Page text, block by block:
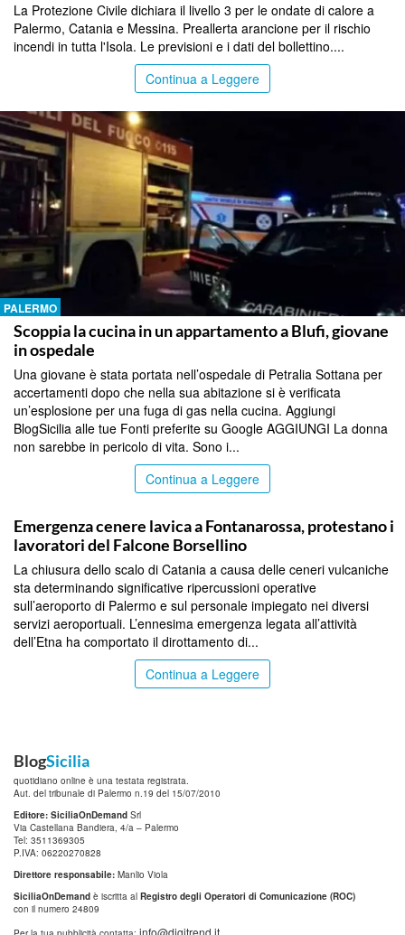
La Protezione Civile dichiara il livello 3 per le ondate di calore a
Palermo, Catania e Messina. Preallerta arancione per il rischio
incendi in tutta l'Isola. Le previsioni e i dati del bollettino....
Continua a Leggere
PALERMO
Scoppia la cucina in un appartamento a Blufi, giovane
in ospedale
Una giovane è stata portata nell’ospedale di Petralia Sottana per
accertamenti dopo che nella sua abitazione si è verificata
un’esplosione per una fuga di gas nella cucina. Aggiungi
BlogSicilia alle tue Fonti preferite su Google AGGIUNGI La donna
non sarebbe in pericolo di vita. Sono i...
Continua a Leggere
Emergenza cenere lavica a Fontanarossa, protestano i
lavoratori del Falcone Borsellino
La chiusura dello scalo di Catania a causa delle ceneri vulcaniche
sta determinando significative ripercussioni operative
sull’aeroporto di Palermo e sul personale impiegato nei diversi
servizi aeroportuali. L’ennesima emergenza legata all’attività
dell’Etna ha comportato il dirottamento di...
Continua a Leggere
BlogSicilia
quotidiano online è una testata registrata.
Aut. del tribunale di Palermo n.19 del 15/07/2010
Editore: SiciliaOnDemand Srl
Via Castellana Bandiera, 4/a – Palermo
Tel: 3511369305
P.IVA: 06220270828
Direttore responsabile: Manlio Viola
SiciliaOnDemand è iscritta al Registro degli Operatori di Comunicazione (ROC)
con il numero 24809